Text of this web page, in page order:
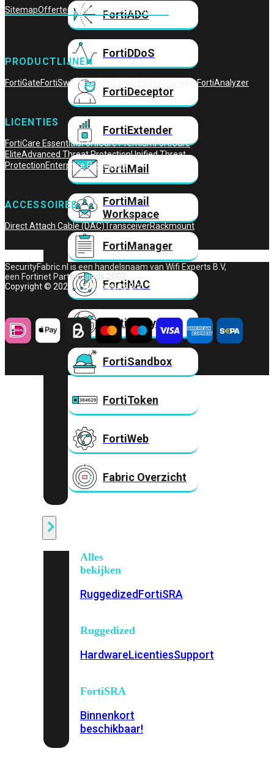
FortiADC
FortiDDoS
FortiDeceptor
FortiExtender
FortiMail
FortiMail
Workspace
FortiManager
FortiNAC
FortiProxy
FortiSandbox
FortiToken
FortiWeb
Fabric Overzicht
Alles
bekijken
RuggedizedFortiSRA
Ruggedized
HardwareLicentiesSupport
FortiSRA
Binnenkort
beschikbaar!
SitemapOfferte AanvragenKvK: 27306093
PRODUCTLIJNEN
FortiGateFortiSwitchFortiAP FortiManagerFortiAnalyzer
LICENTIES
FortiCare EssentialsFortiCare PremiumFortiCare
EliteAdvanced Threat ProtectionUnified Threat
ProtectionEnterprise Protection
ACCESSOIRES
Direct Attach Cable (DAC)TransceiverRackmount
SecurityFabric.nl is een handelsnaam van Wifi Experts B.V,
een Fortinet Partner sinds 2007.
Copyright © 2026 – Wifi Experts B.V.